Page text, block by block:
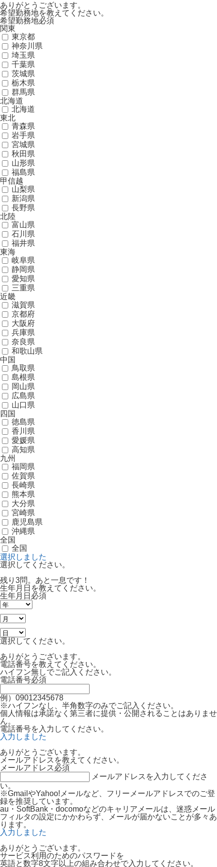
ありがとうございます。
希望勤務地を教えてください。
希望勤務地必須
関東
東京都
神奈川県
埼玉県
千葉県
茨城県
栃木県
群馬県
北海道
北海道
東北
青森県
岩手県
宮城県
秋田県
山形県
福島県
甲信越
山梨県
新潟県
長野県
北陸
富山県
石川県
福井県
東海
岐阜県
静岡県
愛知県
三重県
近畿
滋賀県
京都府
大阪府
兵庫県
奈良県
和歌山県
中国
鳥取県
島根県
岡山県
広島県
山口県
四国
徳島県
香川県
愛媛県
高知県
九州
福岡県
佐賀県
長崎県
熊本県
大分県
宮崎県
鹿児島県
沖縄県
全国
全国
選択しました
選択してください。
残り3問。あと一息です！
生年月日を教えてください。
生年月日 必須
選択してください。
ありがとうございます。
電話番号を教えてください。
ハイフン無しでご記入ください。
電話番号必須
例）09012345678
※ハイフンなし、半角数字のみでご記入ください。
個人情報は承諾なく第三者に提供・公開されることはありませ
ん。
電話番号を入力してください。
入力しました
ありがとうございます。
メールアドレスを教えてください。
メールアドレス必須
メールアドレスを入力してくださ
い。
※GmailやYahoo!メールなど、フリーメールアドレスでのご登
録を推奨しています。
au・SoftBank・docomoなどのキャリアメールは、迷惑メール
フィルタの設定にかかわらず、メールが届かないことが多々あ
ります。
入力しました
ありがとうございます。
サービス利用のためのパスワードを
英語と数字8文字以上の組み合わせで入力してください。